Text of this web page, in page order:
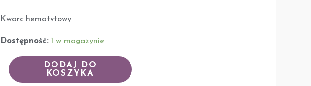
Kwarc hematytowy
Dostępność: 1 w magazynie
DODAJ DO
KOSZYKA